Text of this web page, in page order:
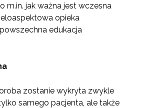
m.in. jak ważna jest wczesna
opieka
edukacja
zostanie wykryta zwykle
samego pacjenta, ale także